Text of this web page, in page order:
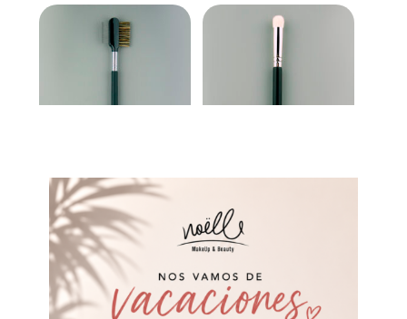
Brocha PRO-30 de
Burlesque
7,00€ IVA 21%
Incluido
Brocha PRO-164 de
Burlesque
9,50 € IVA 21%
Incluido